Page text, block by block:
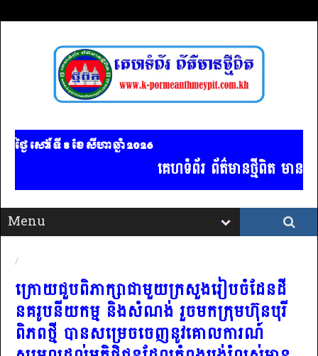
ថ្ងៃ សៅរ៍ ទី 8​ ខែ សីហា ឆ្នាំ 2026
គេហទំព័រ ព័ត៌មានថ្មីពិត មា
/
ក្រោយជួបពិភាក្សាជាមួយក្រសួងរៀបចំដែនដី
នគរូបនីយកម្ម និងសំណង់ រួចមកក្រុមហ៊ុនបុរី
ពិភពថ្មី បានសម្រេចចេញនូវគោលការណ៍